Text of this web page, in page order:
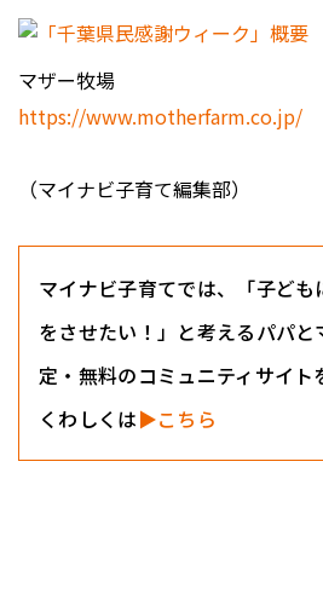
マザー牧場
https://www.motherfarm.co.jp/
（マイナビ子育て編集部）
マイナビ子育てでは、「子ど
をさせたい！」と考えるパパ
定・無料のコミュニティサイト
くわしくは▶こちら